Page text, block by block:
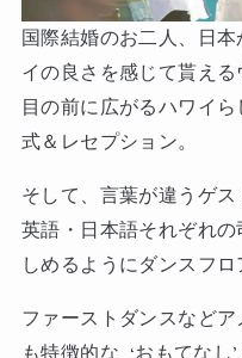
国際結婚のお二人、日
イの良さを感じて貰え
目の前に広がるハワイ
式＆レセプション。
そして、言葉が違うゲス
英語・日本語それぞれ
しめるようにダンスフロ
ファーストダンスなど
も特徴的な ‘おもてなし